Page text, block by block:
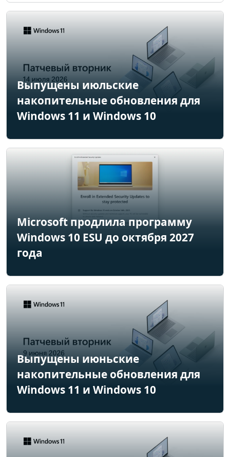
Выпущены июльские
накопительные обновления для
Windows 11 и Windows 10
Microsoft продлила программу
Windows 10 ESU до октября 2027
года
Выпущены июньские
накопительные обновления для
Windows 11 и Windows 10